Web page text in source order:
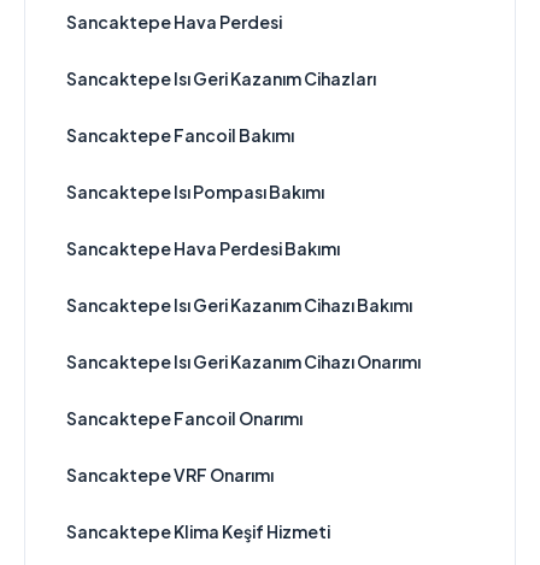
Sancaktepe Hava Perdesi
Sancaktepe Isı Geri Kazanım Cihazları
Sancaktepe Fancoil Bakımı
Sancaktepe Isı Pompası Bakımı
Sancaktepe Hava Perdesi Bakımı
Sancaktepe Isı Geri Kazanım Cihazı Bakımı
Sancaktepe Isı Geri Kazanım Cihazı Onarımı
Sancaktepe Fancoil Onarımı
Sancaktepe VRF Onarımı
Sancaktepe Klima Keşif Hizmeti